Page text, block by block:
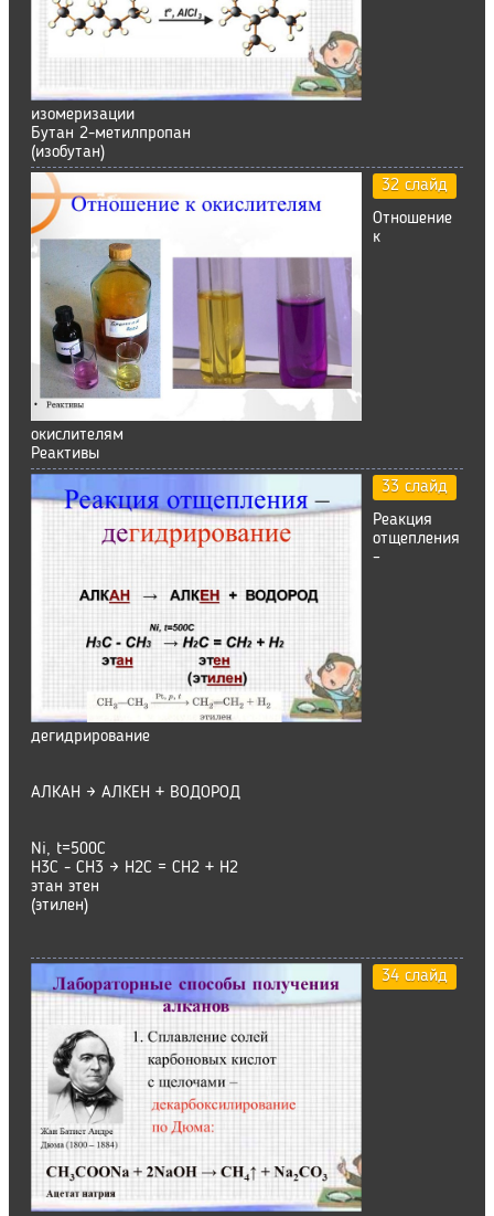
изомеризации
Бутан 2-метилпропан
(изобутан)
32 слайд
Отношение
к
окислителям
Реактивы
33 слайд
Реакция
отщепления
–
дегидрирование
АЛКАН → АЛКЕН + ВОДОРОД
Ni, t=500C
Н3С - СН3 → Н2С = СН2 + Н2
этан этен
(этилен)
34 слайд